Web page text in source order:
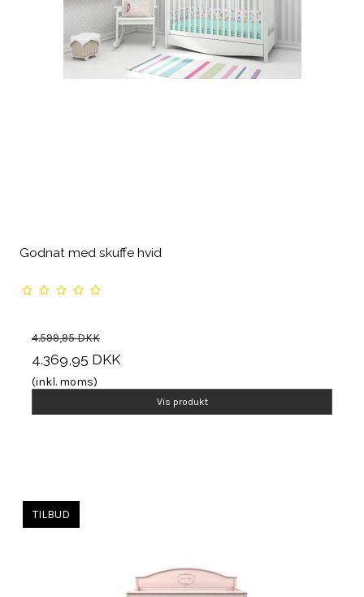
Godnat med skuffe hvid
4.599,95 DKK
4.369,95 DKK
(inkl. moms)
Vis produkt
TILBUD